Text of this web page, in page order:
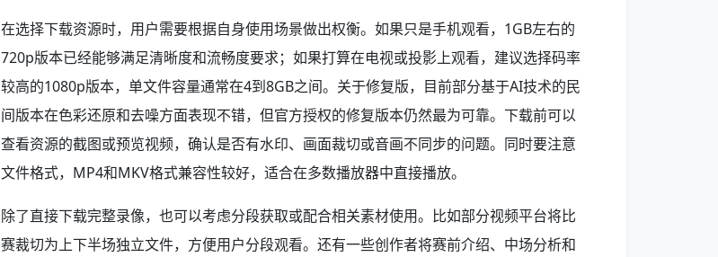
在选择下载资源时，用户需要根据自身使用场景做出权衡。如果只是手机观看，1GB左右的
720p版本已经能够满足清晰度和流畅度要求；如果打算在电视或投影上观看，建议选择码率
较高的1080p版本，单文件容量通常在4到8GB之间。关于修复版，目前部分基于AI技术的民
间版本在色彩还原和去噪方面表现不错，但官方授权的修复版本仍然最为可靠。下载前可以
查看资源的截图或预览视频，确认是否有水印、画面裁切或音画不同步的问题。同时要注意
文件格式，MP4和MKV格式兼容性较好，适合在多数播放器中直接播放。
除了直接下载完整录像，也可以考虑分段获取或配合相关素材使用。比如部分视频平台将比
赛裁切为上下半场独立文件，方便用户分段观看。还有一些创作者将赛前介绍、中场分析和